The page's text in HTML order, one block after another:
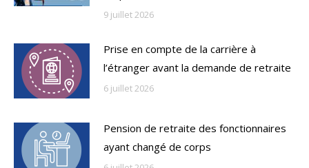
9 juillet 2026
Prise en compte de la carrière à
l’étranger avant la demande de retraite
6 juillet 2026
Pension de retraite des fonctionnaires
ayant changé de corps